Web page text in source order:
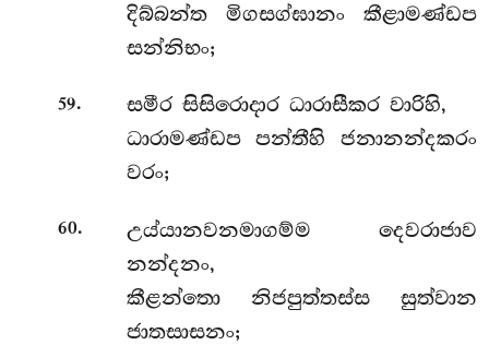
දිබ්බන්ත මිගසග්ඝානං කීළාමණ්ඩප
සන්නිභං;
59.
සමීර සිසිරොදාර ධාරාසීකර වාරිහි,
ධාරාමණ්ඩප පන්තීහි ජනානන්දකරං
වරං;
60.
උය්යානවනමාගම්ම දෙවරාජාව
නන්දනං,
කීළන්තො නිජපුත්තස්ස සුත්වාන
ජාතසාසනං;